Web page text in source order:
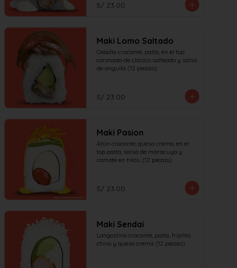
S/ 23.00
Maki Lomo Saltado
Cebolla crocante, palta, en el top
coronado de clásico salteado y salsa
de anguila (12 piezas)
S/ 23.00
Maki Pasion
Atún crocante, queso crema, en el
top palta, salsa de maracuya y
camote en hilos. (12 piezas)
S/ 23.00
Maki Sendai
Langostino crocante, palta, frijolito
chino y queso crema (12 piezas)